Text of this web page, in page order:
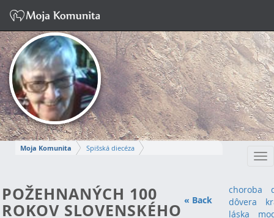
Moja Komunita
Spišská diecéza
MÁRIA-IRMA
Napísať správu
« Back
POŽEHNANÝCH 100
ROKOV SLOVENSKÉHO
choroba
dôvera
láska